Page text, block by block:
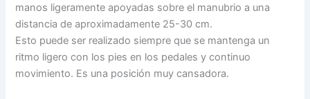
manos ligeramente apoyadas sobre el manubrio a una
distancia de aproximadamente 25-30 cm.
Esto puede ser realizado siempre que se mantenga un
ritmo ligero con los pies en los pedales y continuo
movimiento. Es una posición muy cansadora.